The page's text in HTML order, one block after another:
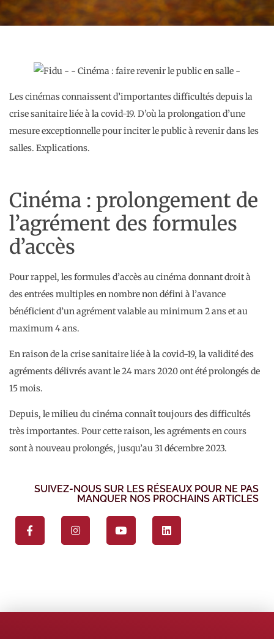
Les cinémas connaissent d’importantes difficultés depuis la
crise sanitaire liée à la covid-19. D’où la prolongation d’une
mesure exceptionnelle pour inciter le public à revenir dans les
salles. Explications.
Cinéma : prolongement de
l’agrément des formules
d’accès
Pour rappel, les formules d’accès au cinéma donnant droit à
des entrées multiples en nombre non défini à l’avance
bénéficient d’un agrément valable au minimum 2 ans et au
maximum 4 ans.
En raison de la crise sanitaire liée à la covid-19, la validité des
agréments délivrés avant le 24 mars 2020 ont été prolongés de
15 mois.
Depuis, le milieu du cinéma connaît toujours des difficultés
très importantes. Pour cette raison, les agréments en cours
sont à nouveau prolongés, jusqu’au 31 décembre 2023.
SUIVEZ-NOUS SUR LES RÉSEAUX POUR NE PAS
MANQUER NOS PROCHAINS ARTICLES